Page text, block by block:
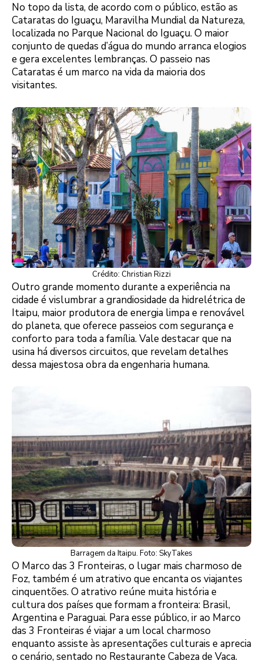
No topo da lista, de acordo com o público, estão as
Cataratas do Iguaçu, Maravilha Mundial da Natureza,
localizada no Parque Nacional do Iguaçu. O maior
conjunto de quedas d’água do mundo arranca elogios
e gera excelentes lembranças. O passeio nas
Cataratas é um marco na vida da maioria dos
visitantes.
Crédito: Christian Rizzi
Outro grande momento durante a experiência na
cidade é vislumbrar a grandiosidade da hidrelétrica de
Itaipu, maior produtora de energia limpa e renovável
do planeta, que oferece passeios com segurança e
conforto para toda a família. Vale destacar que na
usina há diversos circuitos, que revelam detalhes
dessa majestosa obra da engenharia humana.
Barragem da Itaipu. Foto: SkyTakes
O Marco das 3 Fronteiras, o lugar mais charmoso de
Foz, também é um atrativo que encanta os viajantes
cinquentões. O atrativo reúne muita história e
cultura dos países que formam a fronteira: Brasil,
Argentina e Paraguai. Para esse público, ir ao Marco
das 3 Fronteiras é viajar a um local charmoso
enquanto assiste às apresentações culturais e aprecia
o cenário, sentado no Restaurante Cabeza de Vaca.